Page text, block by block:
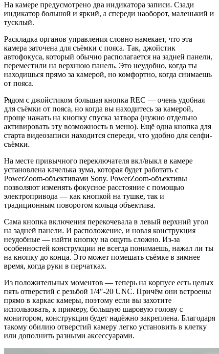
На камере предусмотрено два индикатора записи. Сзади
индикатор большой и яркий, а спереди наоборот, маленький и
тусклый.
Раскладка органов управления словно намекает, что эта
камера заточена для съёмки с пояса. Так, джойстик
автофокуса, который обычно располагается на задней панели,
переместили на верхнюю панель. Это неудобно, когда ты
находишься прямо за камерой, но комфортно, когда снимаешь
от пояса.
Рядом с джойстиком большая кнопка REC — очень удобная
для съёмки от пояса, но когда вы находитесь за камерой,
проще нажать на кнопку спуска затвора (нужно отдельно
активировать эту возможность в меню). Ещё одна кнопка для
старта видеозаписи находится спереди, что удобно для селфи-
съёмки.
На месте привычного переключателя вкл/выкл в камере
установлена качелька зума, которая будет работать с
PowerZoom-объективами Sony. PowerZoom-объективы
позволяют изменять фокусное расстояние с помощью
электропривода — как кнопкой на тушке, так и
традиционным поворотом кольца объектива.
Сама кнопка включения перекочевала в левый верхний угол
на задней панели. И расположение, и новая конструкция
неудобные — найти кнопку на ощупь сложно. Из-за
особенностей конструкции не всегда понимаешь, нажал ли ты
на кнопку до конца. Это может помешать съёмке в зимнее
время, когда руки в перчатках.
Из положительных моментов — теперь на корпусе есть целых
пять отверстий с резьбой 1/4"-20 UNC. Причём они встроены
прямо в каркас камеры, поэтому если вы захотите
использовать, к примеру, большую шаровую голову с
монитором, конструкция будет надёжно закреплена. Благодаря
такому обилию отверстий камеру легко установить в клетку
или дополнить разными аксессуарами.